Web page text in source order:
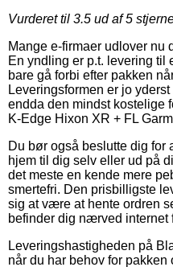
Vurderet til 3.5 ud af 5
Mange e-firmaer udlover nu
En yndling er p.t. levering til
bare gå forbi efter pakken
Leveringsformen er jo
endda den mindst kostelige
K-Edge Hixon XR + FL
Du bør også beslutte dig for
hjem til dig selv eller ud på
det meste en kende mere
smertefri. Den prisbilligste
sig at være at hente ordren
befinder dig nærved internet
Leveringshastigheden på
når du har behov for pakken